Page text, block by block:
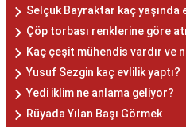
Selçuk Bayraktar kaç yaşında
Çöp torbası renklerine göre
Kaç çeşit mühendis vardır ve
Yusuf Sezgin kaç evlilik yaptı?
Yedi iklim ne anlama geliyor?
Rüyada Yılan Başı Görmek